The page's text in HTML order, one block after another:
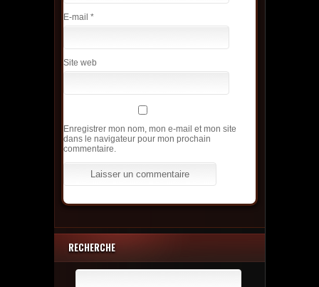
E-mail *
Site web
Enregistrer mon nom, mon e-mail et mon site
dans le navigateur pour mon prochain
commentaire.
RECHERCHE
Rechercher :